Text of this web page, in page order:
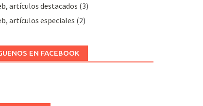
artículos destacados (3)
artículos especiales (2)
EN FACEBOOK